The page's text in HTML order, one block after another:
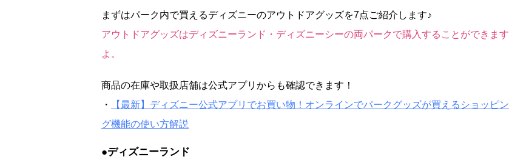
まずはパーク内で買えるディズニーのアウトドアグッズを7点ご紹介します♪
アウトドアグッズはディズニーランド・ディズニーシーの両パークで購入することができます
よ。
商品の在庫や取扱店舗は公式アプリからも確認できます！
・
【最新】ディズニー公式アプリでお買い物！オンラインでパークグッズが買えるショッピン
グ機能の使い方解説
●ディズニーランド